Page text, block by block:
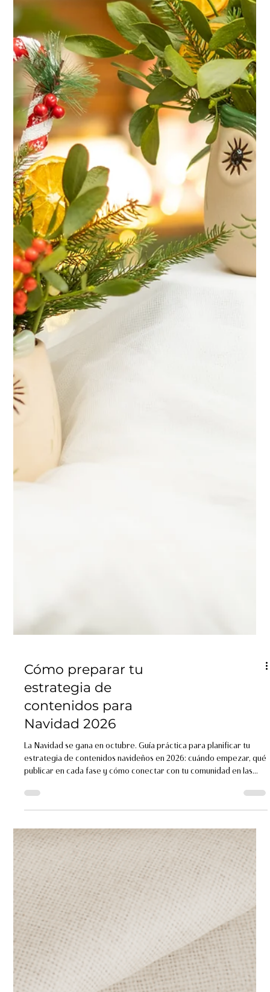
Cómo preparar tu
estrategia de
Navidad 2026
La Navidad se gana en octubre. Guía práctica para planificar tu
fechas más importantes del año.